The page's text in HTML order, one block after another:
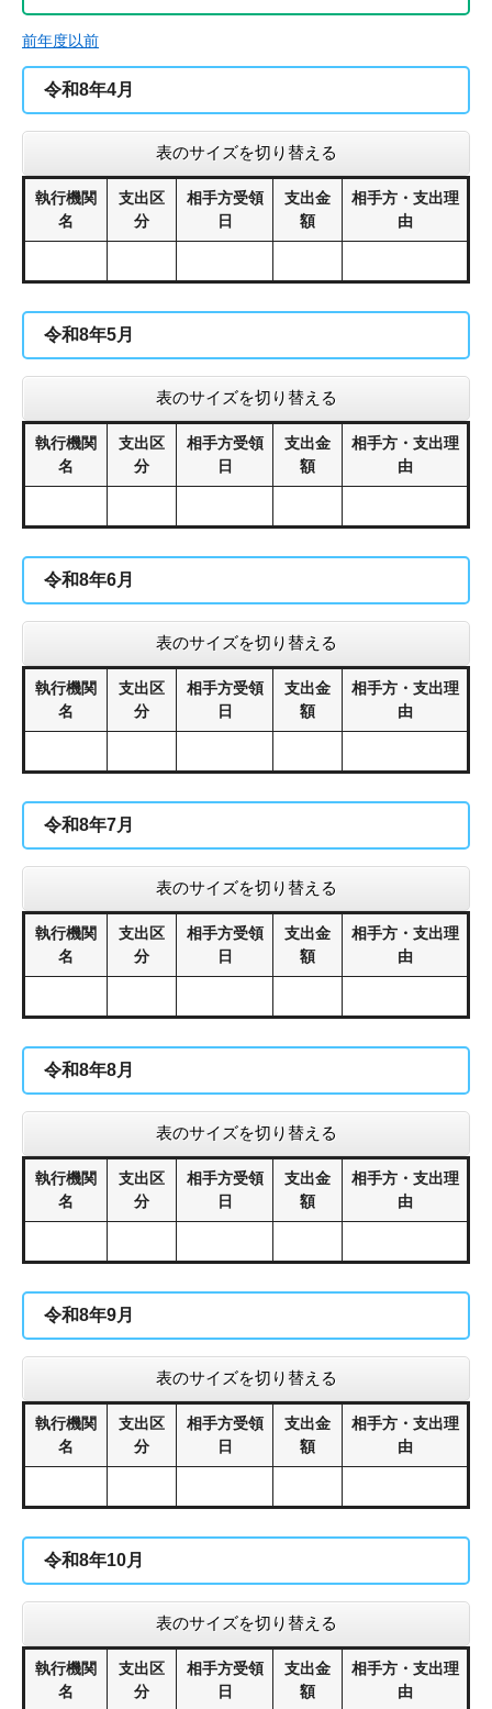
前年度以前
令和8年4月
表のサイズを切り替える
執行機関
名
支出区
分
相手方受領
日
支出金
額
相手方・支出理
由
令和8年5月
表のサイズを切り替える
執行機関
名
支出区
分
相手方受領
日
支出金
額
相手方・支出理
由
令和8年6月
表のサイズを切り替える
執行機関
名
支出区
分
相手方受領
日
支出金
額
相手方・支出理
由
令和8年7月
表のサイズを切り替える
執行機関
名
支出区
分
相手方受領
日
支出金
額
相手方・支出理
由
令和8年8月
表のサイズを切り替える
執行機関
名
支出区
分
相手方受領
日
支出金
額
相手方・支出理
由
令和8年9月
表のサイズを切り替える
執行機関
名
支出区
分
相手方受領
日
支出金
額
相手方・支出理
由
令和8年10月
表のサイズを切り替える
執行機関
名
支出区
分
相手方受領
日
支出金
額
相手方・支出理
由